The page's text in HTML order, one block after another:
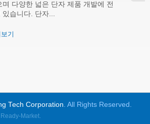
며 다양한 넓은 단자 제품 개발에 전
있습니다. 단자...
기
Tech Corporation . All Rights Reserved.
Ready-Market.